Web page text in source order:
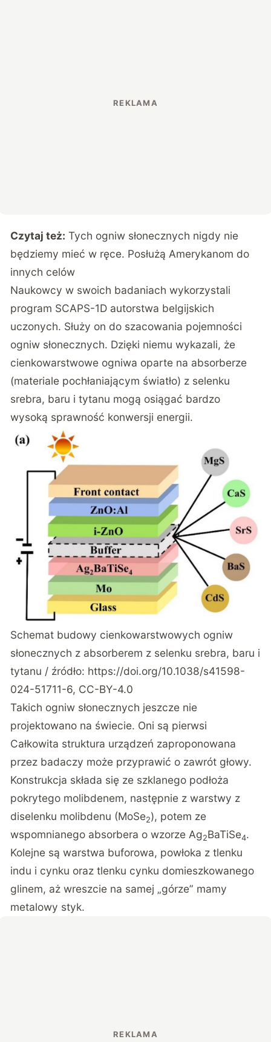
Czytaj też: Tych ogniw słonecznych nigdy nie
będziemy mieć w ręce. Posłużą Amerykanom do
innych celów
Naukowcy w swoich badaniach wykorzystali
program SCAPS-1D autorstwa belgijskich
uczonych. Służy on do szacowania pojemności
ogniw słonecznych. Dzięki niemu wykazali, że
cienkowarstwowe ogniwa oparte na absorberze
(materiale pochłaniającym światło) z selenku
srebra, baru i tytanu mogą osiągać bardzo
wysoką sprawność konwersji energii.
Schemat budowy cienkowarstwowych ogniw
słonecznych z absorberem z selenku srebra, baru i
tytanu / źródło: https://doi.org/10.1038/s41598-
024-51711-6, CC-BY-4.0
Takich ogniw słonecznych jeszcze nie
projektowano na świecie. Oni są pierwsi
Całkowita struktura urządzeń zaproponowana
przez badaczy może przyprawić o zawrót głowy.
Konstrukcja składa się ze szklanego podłoża
pokrytego molibdenem, następnie z warstwy z
diselenku molibdenu (MoSe2), potem ze
wspomnianego absorbera o wzorze Ag2BaTiSe4.
Kolejne są warstwa buforowa, powłoka z tlenku
indu i cynku oraz tlenku cynku domieszkowanego
glinem, aż wreszcie na samej „górze” mamy
metalowy styk.